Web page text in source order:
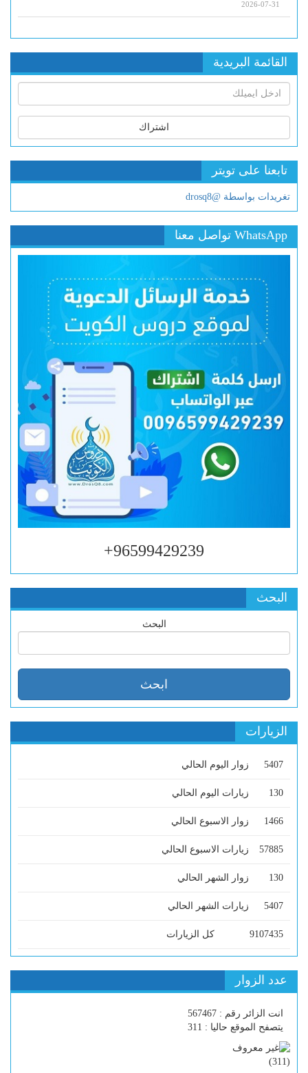
2026-07-31
القائمة البريدية
اشتراك
تابعنا على تويتر
تغريدات بواسطة @drosq8
WhatsApp تواصل معنا
96599429239+
البحث
البحث
الزيارات
5407 زوار اليوم الحالي
130 زيارات اليوم الحالي
1466 زوار الاسبوع الحالي
57885 زيارات الاسبوع الحالي
130 زوار الشهر الحالي
5407 زيارات الشهر الحالي
9107435 كل الزيارات
عدد الزوار
انت الزائر رقم : 567467
يتصفح الموقع حاليا : 311
(
311
)